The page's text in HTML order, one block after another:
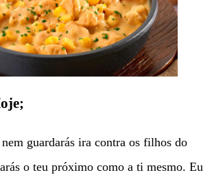
guardarás ira contra os filhos do
o teu próximo como a ti mesmo. Eu